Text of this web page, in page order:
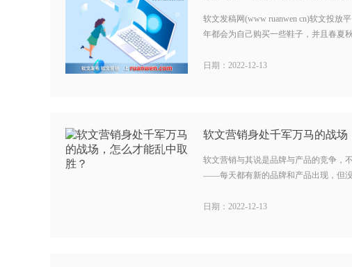
软文发稿网(www ruanwen cn)软文投放
年都会为自己购买一些鞋子，并且春夏
日期：2022-12-13
软文营销与其说是品牌与产品的竞争，
——每天都有新的品牌和产品出现，但
日期：2022-12-13